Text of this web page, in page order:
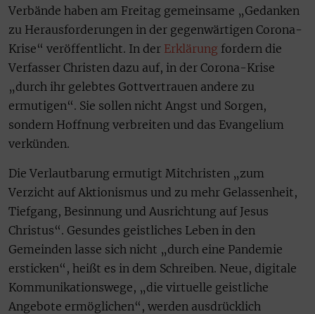
Verbände haben am Freitag gemeinsame „Gedanken
zu Herausforderungen in der gegenwärtigen Corona-
Krise“ veröffentlicht. In der Erklärung fordern die
Verfasser Christen dazu auf, in der Corona-Krise
„durch ihr gelebtes Gottvertrauen andere zu
ermutigen“. Sie sollen nicht Angst und Sorgen,
sondern Hoffnung verbreiten und das Evangelium
verkünden.
Die Verlautbarung ermutigt Mitchristen „zum
Verzicht auf Aktionismus und zu mehr Gelassenheit,
Tiefgang, Besinnung und Ausrichtung auf Jesus
Christus“. Gesundes geistliches Leben in den
Gemeinden lasse sich nicht „durch eine Pandemie
ersticken“, heißt es in dem Schreiben. Neue, digitale
Kommunikationswege, „die virtuelle geistliche
Angebote ermöglichen“, werden ausdrücklich